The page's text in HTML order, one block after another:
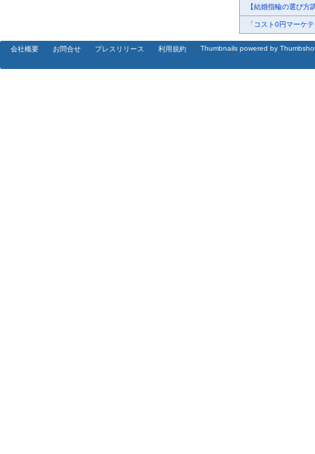
【結婚指輪の選び方
「コスト0円マーケ
会社概要 お問合せ プレスリリース 利用規約 Thumbnails powered by